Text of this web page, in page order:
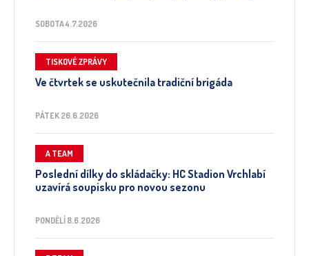
SOBOTA 4.7.2026
TISKOVÉ ZPRÁVY
Ve čtvrtek se uskutečnila tradiční brigáda
PÁTEK 26.6.2026
A TEAM
Poslední dílky do skládačky: HC Stadion Vrchlabí
uzavírá soupisku pro novou sezonu
PONDĚLÍ 8.6.2026